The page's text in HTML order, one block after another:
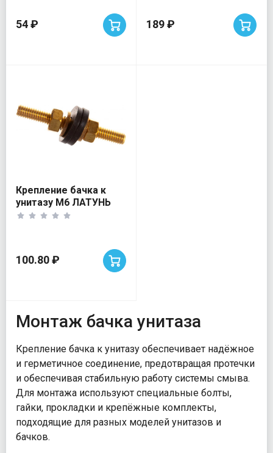
54 ₽ 189 ₽
Крепление бачка к
унитазу М6 ЛАТУНЬ
100.80 ₽
Монтаж бачка унитаза
Крепление бачка к унитазу обеспечивает надёжное
и герметичное соединение, предотвращая протечки
и обеспечивая стабильную работу системы смыва.
Для монтажа используют специальные болты,
гайки, прокладки и крепёжные комплекты,
подходящие для разных моделей унитазов и
бачков.